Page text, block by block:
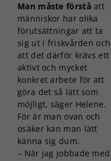
Man måste förståatt
människor har olika
förutsättningar att ta
sig ut i friskvården och
att det därför krävs ett
aktivt och mycket
konkret arbete för att
göra det så lätt som
möjligt, säger Helene.
För är man ovan och
osäker kan man lätt
känna sig dum.
– När jag jobbade med